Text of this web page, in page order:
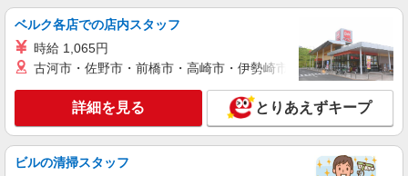
ベルク各店での店内スタッフ
時給 1,065円
古河市・佐野市・前橋市・高崎市・伊勢崎市・太田市・館林市
詳細を見る とりあえずキープ
ビルの清掃スタッフ